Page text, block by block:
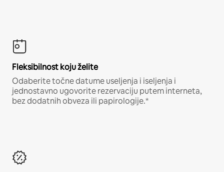
Fleksibilnost koju želite
Odaberite točne datume useljenja i iseljenja i
jednostavno ugovorite rezervaciju putem interneta,
bez dodatnih obveza ili papirologije.*